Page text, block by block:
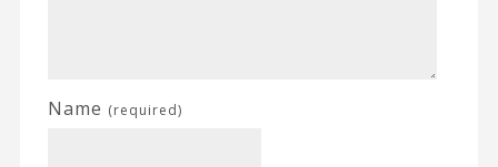
Name (required)